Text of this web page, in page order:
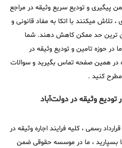
پیگیری و تودیع سریع وثیقه در مراجع
، تلاش میکنند با اتکا به مفاد قانونی و
ترین حد ممکن کاهش دهند. شما
در حوزه تامین و تودیع وثیقه در
در همین صفحه تماس بگیرید و سوالات
مطرح کنید .
وثیقه در دولت‌آباد
رسمی ، کلیه فرایند اجاره وثیقه در
بسپارید ، ما در موسسه حقوقی ضمن